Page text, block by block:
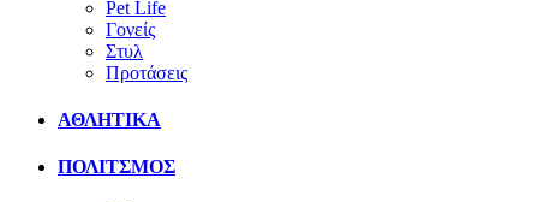
Pet Life
Γονείς
Στυλ
Προτάσεις
ΑΘΛΗΤΙΚΑ
ΠΟΛΙΤΣΜΟΣ